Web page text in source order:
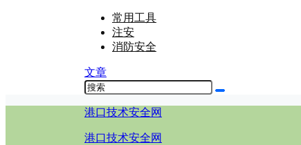
常用工具
注安
消防安全
文章
港口技术安全网
港口技术安全网